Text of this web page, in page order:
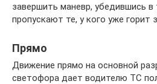
завершить маневр, убедившись в
пропускают те, у кого уже горит
Прямо
Движение прямо на основной
светофора дает водителю ТС